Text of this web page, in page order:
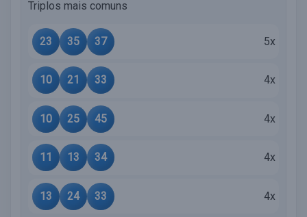
Triplos mais comuns
23 35 37 5x
10 21 33 4x
10 25 45 4x
11 13 34 4x
13 24 33 4x